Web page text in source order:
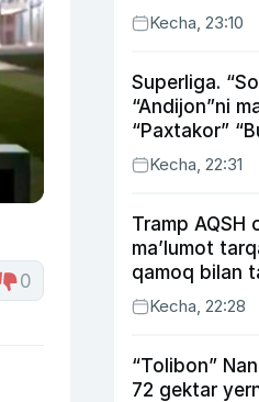
0
Kecha, 23:10
Superliga.
“Andijon”ni
“Paxtakor”
bahsda
chiqardi
Kecha, 22:31
Tramp AQSH
ma’lumot
qamoq bilan
Kecha, 22:28
“Tolibon”
72 gektar